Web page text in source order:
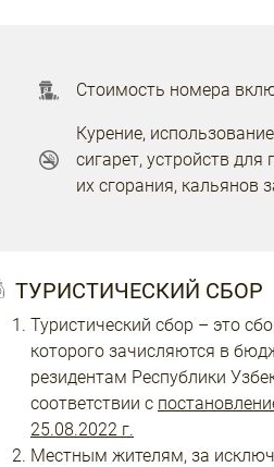
Стоимость номера
Курение,
сигарет, устройств
их сгорания, кальянов
ТУРИСТИЧЕСКИЙ СБОР
Туристический сбор – это
которого зачисляются в
резидентам Республики
соответствии с
25.08.2022 г.
Местным жителям, за